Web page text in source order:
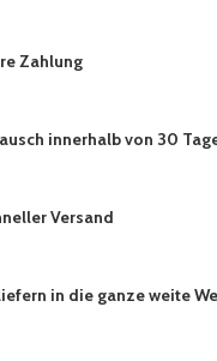
Zahlung
innerhalb von 30
Versand
in die ganze weite